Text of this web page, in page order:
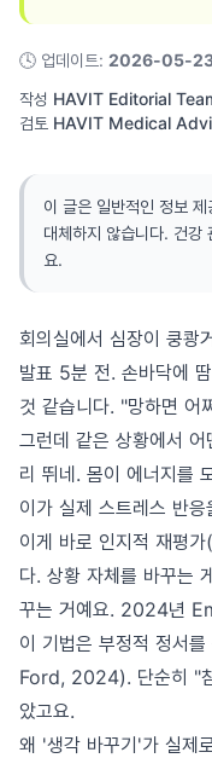
🕓 업데이트: 2026-05-
작성 HAVIT Editorial
검토 HAVIT Medical
이 글은 일반적인 정보 제
대체하지 않습니다. 건강
요.
회의실에서 심장이 쿵쾅
발표 5분 전. 손바닥에
것 같습니다. "망하면 어
그런데 같은 상황에서
리 뛰네. 몸이 에너지를
이가 실제 스트레스 반
이게 바로 인지적 재평
다. 상황 자체를 바꾸는
꾸는 거예요. 2024년
이 기법은 부정적 정서
Ford, 2024). 단순히 "
았고요.
왜 '생각 바꾸기'가 실제